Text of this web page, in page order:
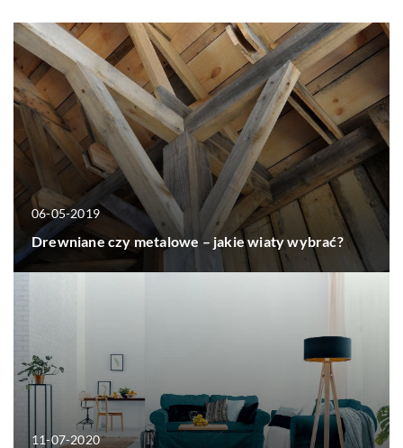
06-05-2019
Drewniane czy metalowe – jakie wiaty wybrać?
11-07-2020